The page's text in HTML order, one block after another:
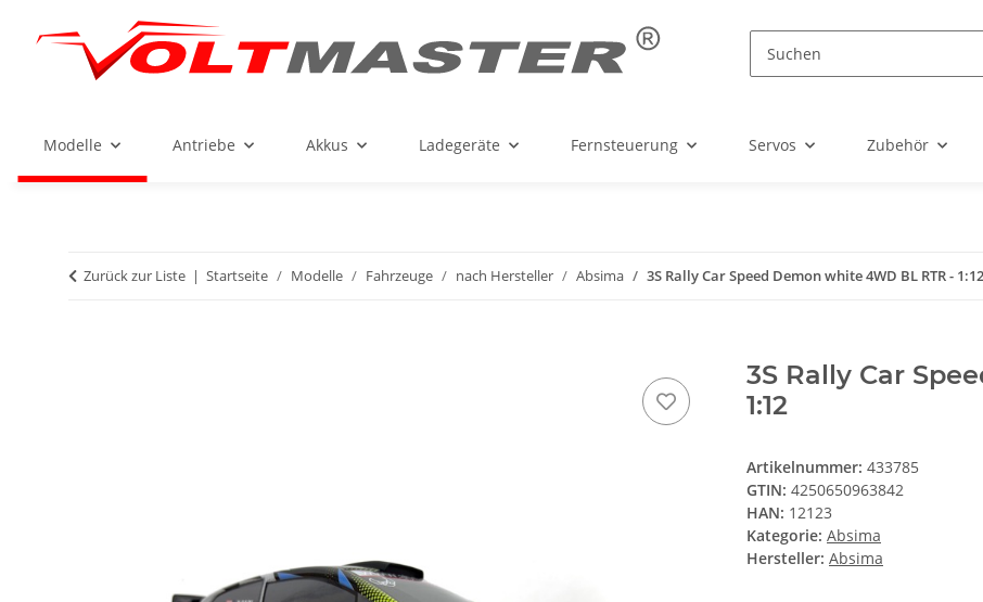
Modelle Antriebe Akkus Ladegeräte Fernsteuerung Servos Zubehör
Zurück zur Liste Startseite Modelle Fahrzeuge nach Hersteller Absima 3S Rally Car Speed Demon white 4WD BL RTR - 1:12
3S Rally Car
1:12
Artikelnummer: 433785
GTIN: 4250650963842
HAN: 12123
Kategorie: Absima
Hersteller: Absima